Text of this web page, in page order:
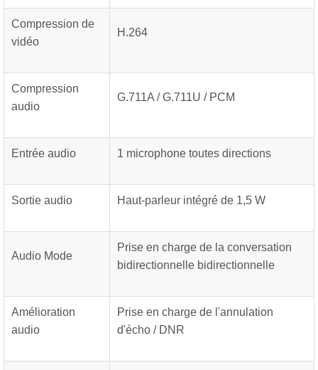
Compression de
vidéo
H.264
Compression
audio
G.711A / G.711U / PCM
Entrée audio 1 microphone toutes directions
Sortie audio Haut-parleur intégré de 1,5 W
Audio Mode
Prise en charge de la conversation
bidirectionnelle bidirectionnelle
Amélioration
audio
Prise en charge de l'annulation
d'écho / DNR